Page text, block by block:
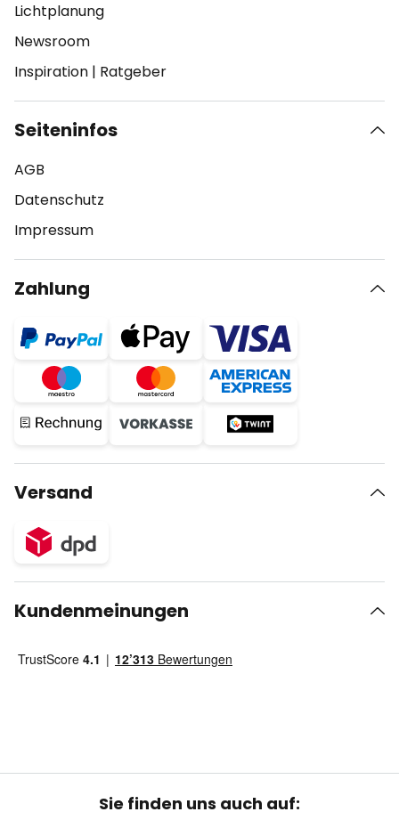
Lichtplanung
Newsroom
Inspiration | Ratgeber
Seiteninfos
AGB
Datenschutz
Impressum
Zahlung
Versand
Kundenmeinungen
Sie finden uns auch auf: